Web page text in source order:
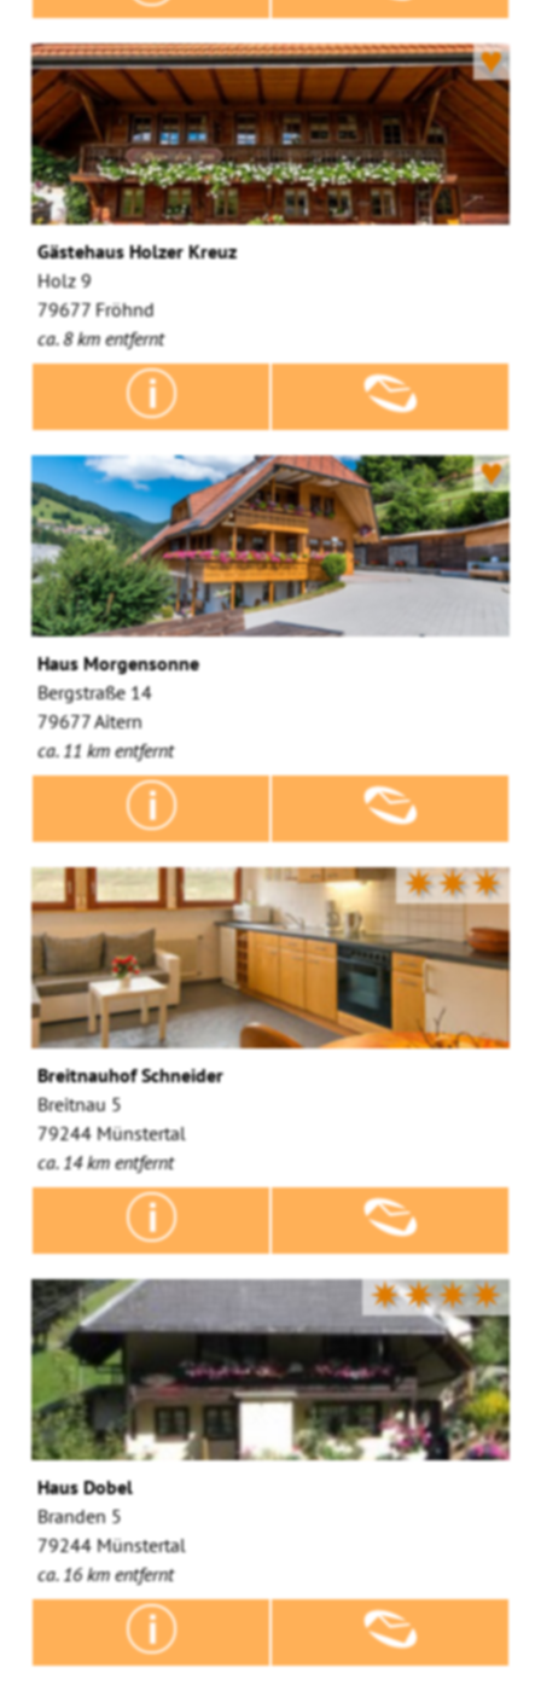
♥
Gästehaus Holzer Kreuz
Holz 9
79677 Fröhnd
ca. 8 km entfernt
♥
Haus Morgensonne
Bergstraße 14
79677 Aitern
ca. 11 km entfernt
✷✷✷
Breitnauhof Schneider
Breitnau 5
79244 Münstertal
ca. 14 km entfernt
✷✷✷✷
Haus Dobel
Branden 5
79244 Münstertal
ca. 16 km entfernt